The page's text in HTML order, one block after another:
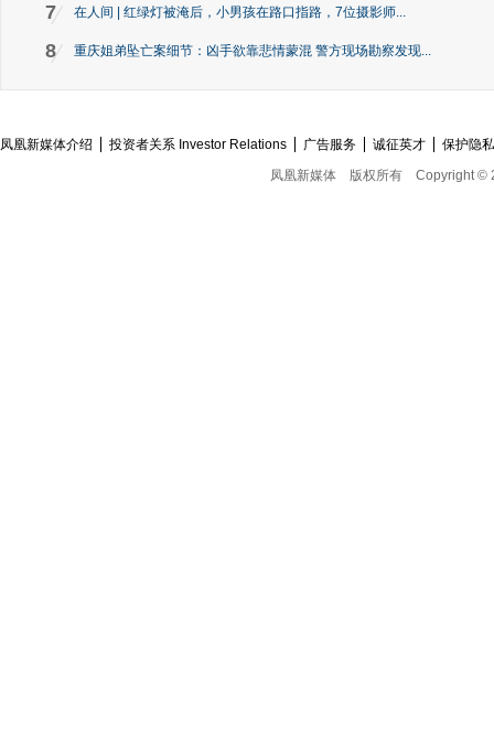
7 在人间 | 红绿灯被淹后，小男孩在路口指路，7位摄影师...
8 重庆姐弟坠亡案细节：凶手欲靠悲情蒙混 警方现场勘察发现...
凤凰新媒体介绍 投资者关系 Investor Relations 广告服务 诚征英才
保护隐
凤凰新媒体
版权所有 Copyright ©